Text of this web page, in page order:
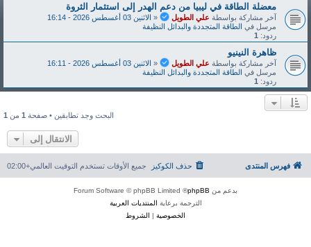
معضلة الطاقة في ليبيا من دعم الهدر إلى استثمار الثروة
آخر مشاركة بواسطة علي الطويل « الاثنين 03 أغسطس 2026 - 16:14
مرسل في الطاقة المتجددة والبدائل النظيفة
ردود: 1
ظاهرة النينيو
آخر مشاركة بواسطة علي الطويل « الاثنين 03 أغسطس 2026 - 16:11
مرسل في الطاقة المتجددة والبدائل النظيفة
ردود: 1
البحث وجد تطابقين • صفحة 1 من 1
الانتقال إلى
فهرس المنتدى جميع الأوقات تستخدم التوقيت العالمي+02:00 حذف الكوكيز
بدعم من phpBB
® Forum Software © phpBB Limited
الترجمة برعاية المنتديات العربية
الخصوصية | الشروط